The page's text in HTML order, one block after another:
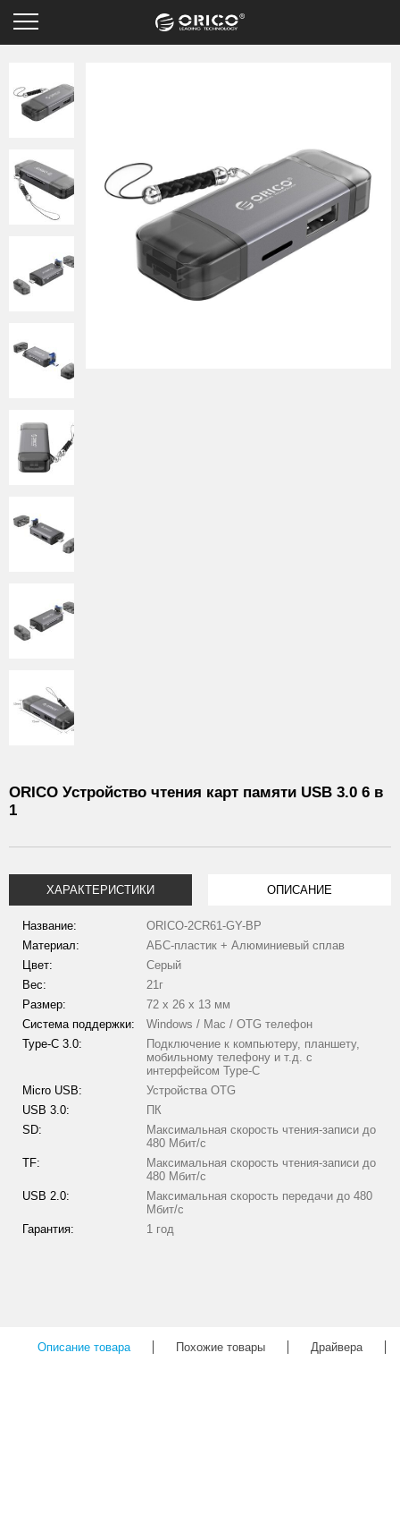
ORICO Устройство чтения карт памяти USB 3.0 6 в
1
ХАРАКТЕРИСТИКИ ОПИСАНИЕ
Название:
ORICO-2CR61-GY-BP
Материал:
АБС-пластик + Алюминиевый сплав
Цвет:
Серый
Вес:
21г
Размер:
72 х 26 х 13 мм
Система поддержки:
Windows / Mac / OTG телефон
Type-C 3.0:
Подключение к компьютеру, планшету,
мобильному телефону и т.д. с
интерфейсом Type-C
Micro USB:
Устройства OTG
USB 3.0:
ПК
SD:
Максимальная скорость чтения-записи до
480 Мбит/с
TF:
Максимальная скорость чтения-записи до
480 Мбит/с
USB 2.0:
Максимальная скорость передачи до 480
Мбит/с
Гарантия:
1 год
Описание товара Похожие товары Драйвера